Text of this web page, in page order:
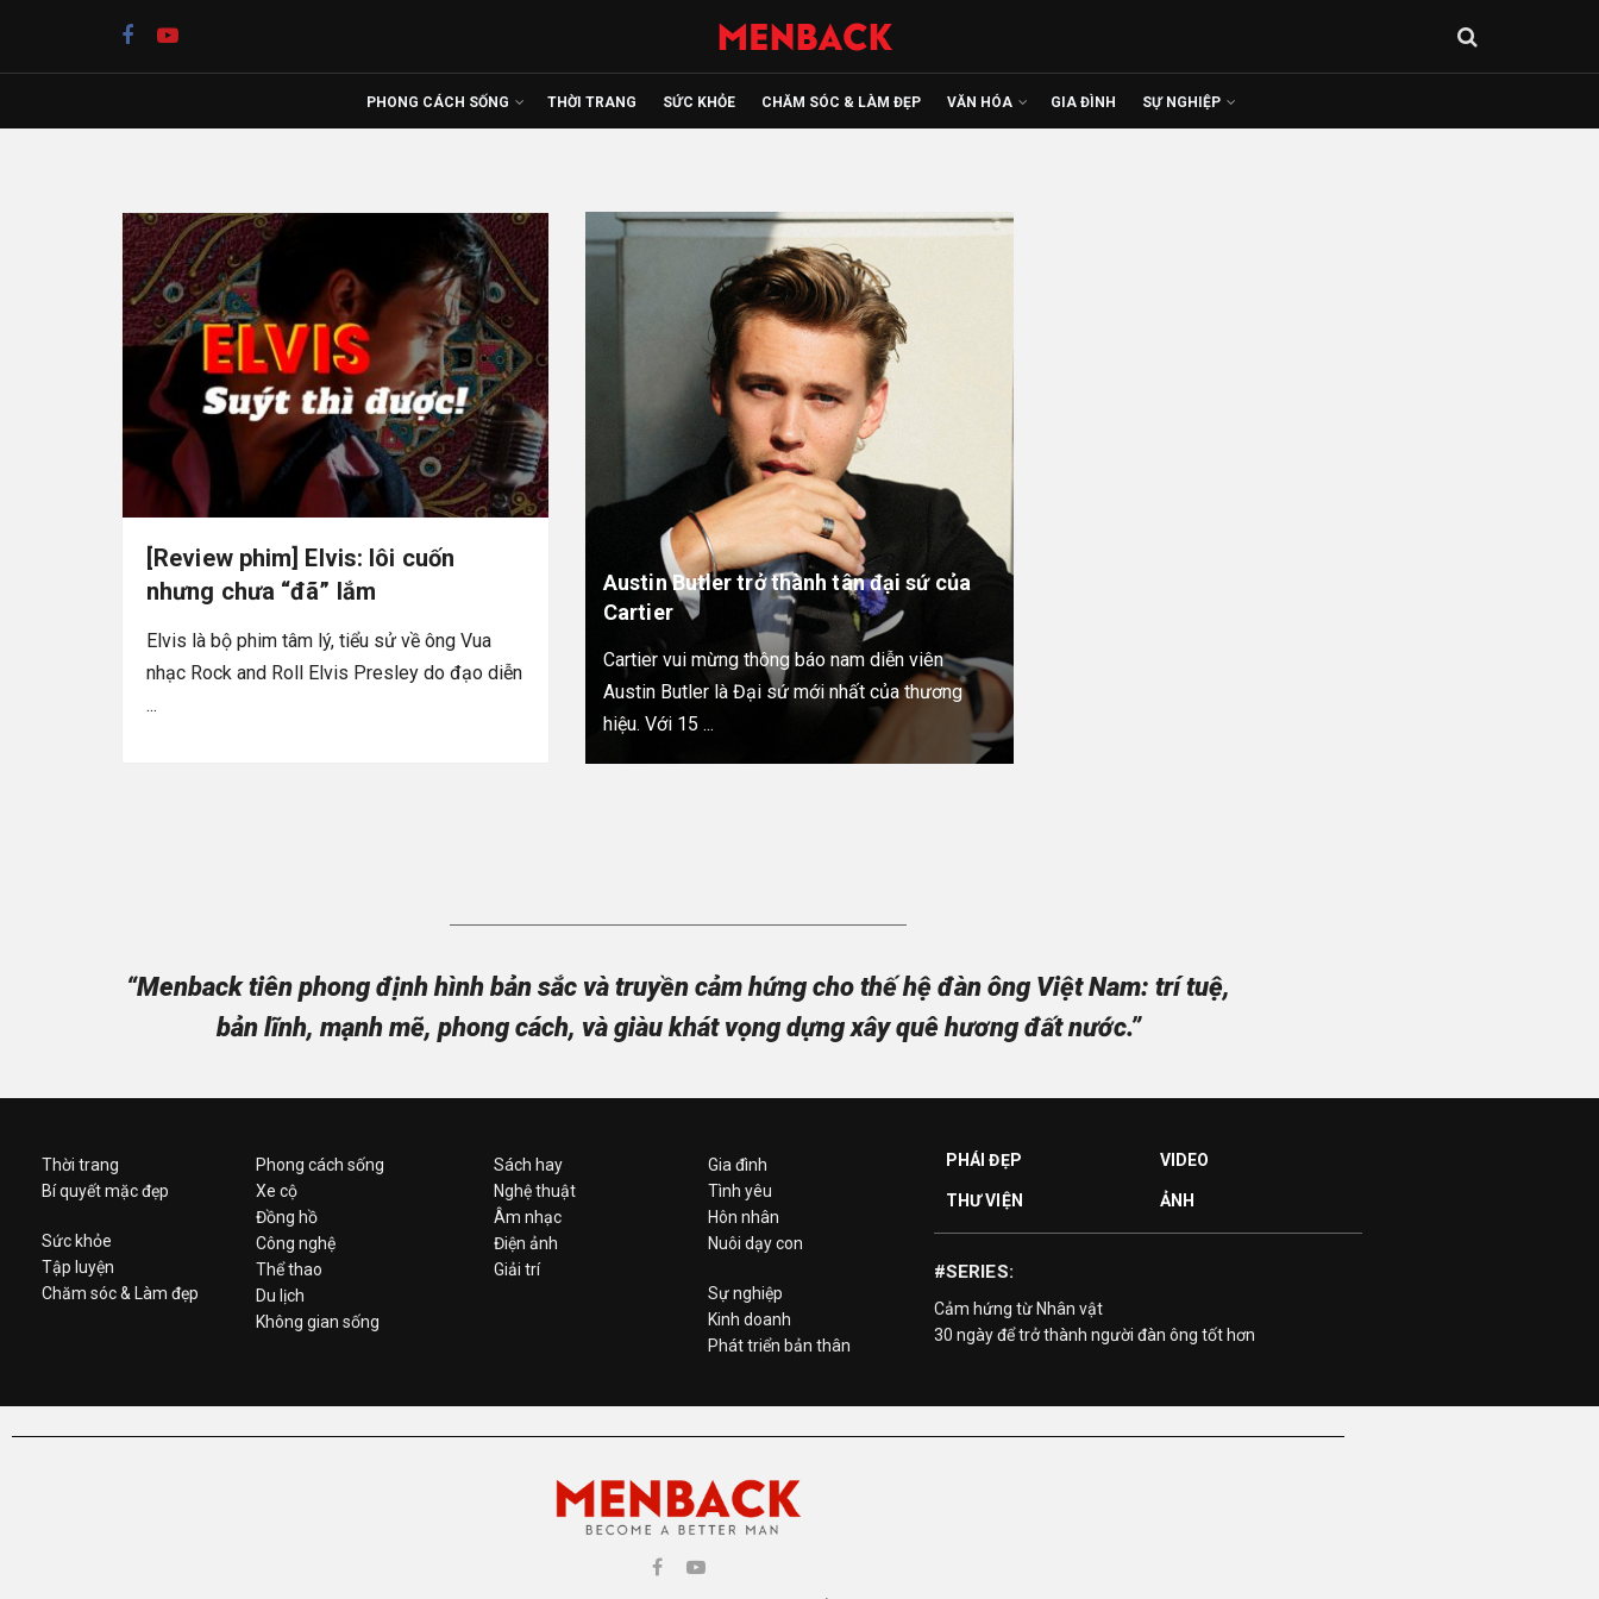
PHONG CÁCH SỐNG THỜI TRANG SỨC KHỎE CHĂM SÓC & LÀM ĐẸP VĂN HÓA GIA ĐÌNH SỰ NGHIỆP
[Review phim] Elvis: lôi cuốn
nhưng chưa “đã” lắm
Elvis là bộ phim tâm lý, tiểu sử về ông Vua
nhạc Rock and Roll Elvis Presley do đạo diễn
...
Austin Butler trở thành tân đại sứ của
Cartier
Cartier vui mừng thông báo nam diễn viên
Austin Butler là Đại sứ mới nhất của thương
hiệu. Với 15 ...
“Menback tiên phong định hình bản sắc và truyền cảm hứng cho thế hệ đàn ông Việt Nam: trí tuệ,
bản lĩnh, mạnh mẽ, phong cách, và giàu khát vọng dựng xây quê hương đất nước.”
Thời trang
Bí quyết mặc đẹp
Sức khỏe
Tập luyện
Chăm sóc & Làm đẹp
Phong cách sống
Xe cộ
Đồng hồ
Công nghệ
Thể thao
Du lịch
Không gian sống
Sách hay
Nghệ thuật
Âm nhạc
Điện ảnh
Giải trí
Gia đình
Tình yêu
Hôn nhân
Nuôi dạy con
Sự nghiệp
Kinh doanh
Phát triển bản thân
PHÁI ĐẸP
THƯ VIỆN
VIDEO
ẢNH
#SERIES:
Cảm hứng từ Nhân vật
30 ngày để trở thành người đàn ông tốt hơn